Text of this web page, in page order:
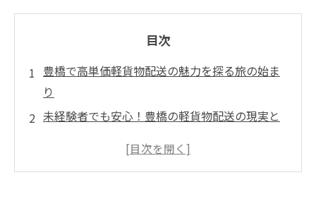
目次
豊橋で高単価軽貨物配送の魅力を探る旅の始ま
り
未経験者でも安心！豊橋の軽貨物配送の現実と
収入アップを目指せ！豊橋での効率的なルート